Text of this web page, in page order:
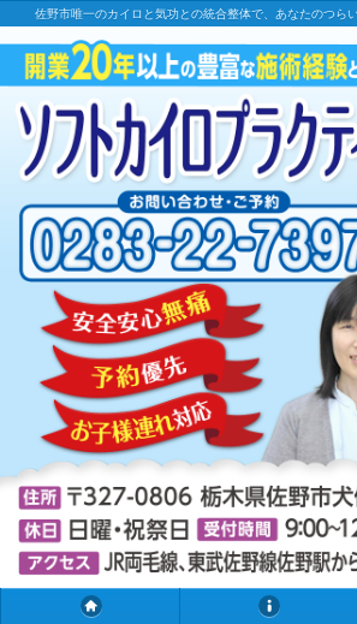
佐野市唯一のカイロと気功との統合整体で、あなたのつら